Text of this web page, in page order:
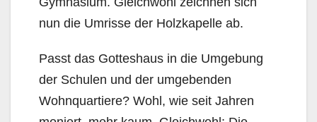
nun die Umrisse der Holzkapelle ab.
Passt das Gotteshaus in die Umgebung
der Schulen und der umgebenden
Wohnquartiere? Wohl, wie seit Jahren